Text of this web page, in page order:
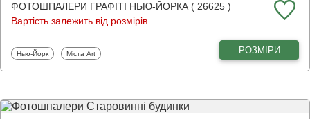
ФОТОШПАЛЕРИ ГРАФІТІ НЬЮ-ЙОРКА ( 26625 )
Вартість залежить від розмірів
Фотошпалери
Нью-Йорк Фотошпалери
Міста Art РОЗМІРИ